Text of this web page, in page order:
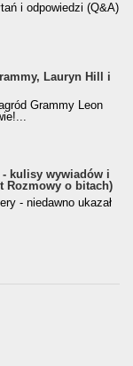
i odpowiedzi (Q&A)
Lauryn Hill i
Grammy Leon
- kulisy wywiadów i
Rozmowy o bitach)
- niedawno ukazał